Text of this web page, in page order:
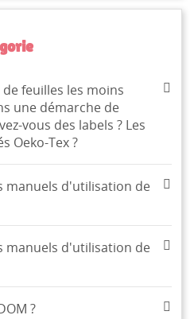
de feuilles les moins
une démarche de
vous des labels ? Les
Oeko-Tex ?
manuels d'utilisation de
manuels d'utilisation de
?
Créer une nouvelle liste
((modalDeleteText))
pour ajouter des produits à